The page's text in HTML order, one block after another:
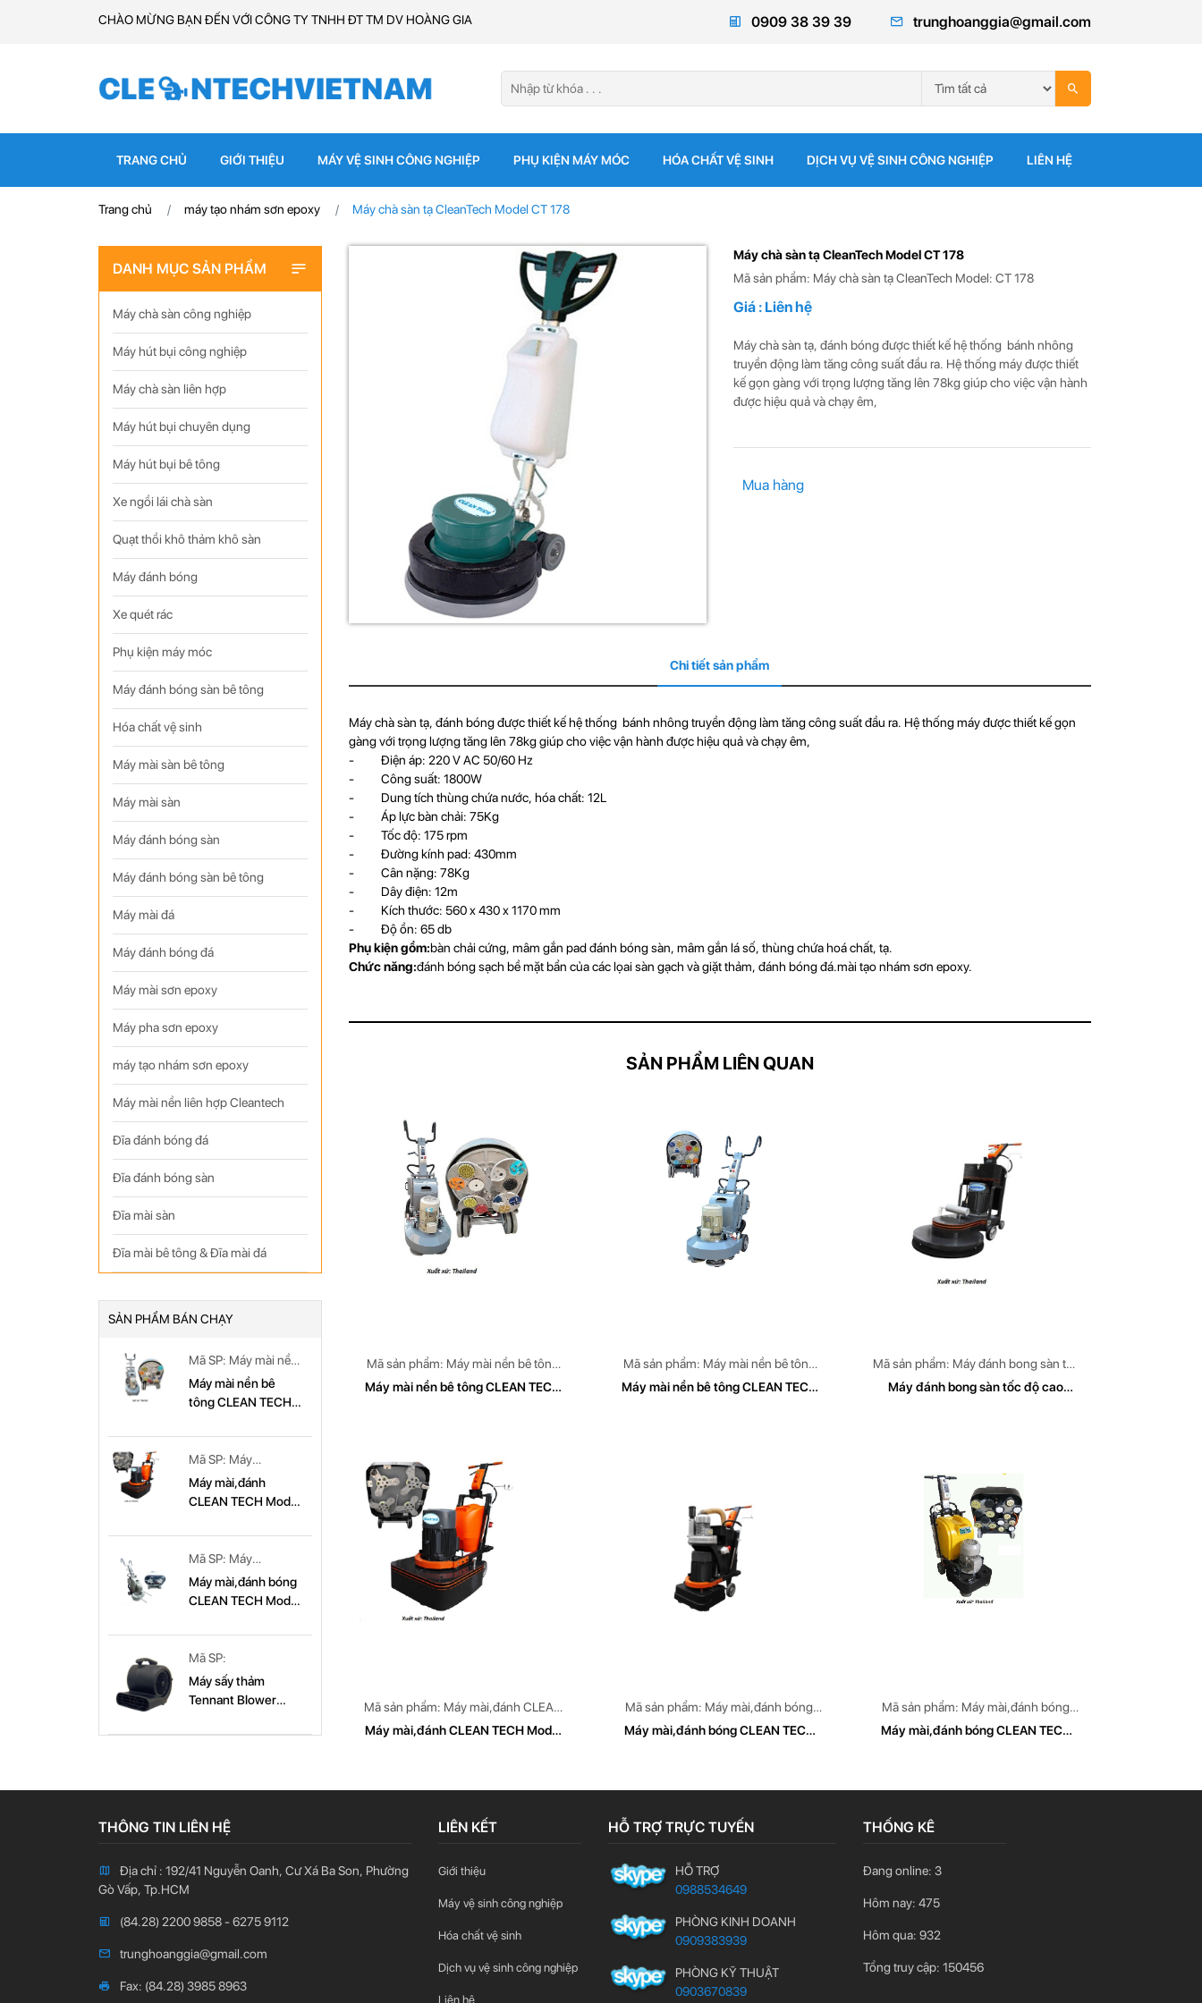
CHÀO MỪNG BẠN ĐẾN VỚI CÔNG TY TNHH ĐT TM DV HOÀNG GIA 0909 38 39 39 trunghoanggia@gmail.com
TRANG CHỦ GIỚI THIỆU MÁY VỆ SINH CÔNG NGHIỆP PHỤ KIỆN MÁY MÓC HÓA CHẤT VỆ SINH DỊCH VỤ VỆ SINH CÔNG NGHIỆP LIÊN HỆ
Trang chủ máy tạo nhám sơn epoxy Máy chà sàn tạ CleanTech Model CT 178
DANH MỤC SẢN PHẨM
Máy chà sàn công nghiệp
Máy hút bụi công nghiệp
Máy chà sàn liên hợp
Máy hút bụi chuyên dụng
Máy hút bụi bê tông
Xe ngồi lái chà sàn
Quạt thồi khô thảm khô sàn
Máy đánh bóng
Xe quét rác
Phụ kiện máy móc
Máy đánh bóng sàn bê tông
Hóa chất vệ sinh
Máy mài sàn bê tông
Máy mài sàn
Máy đánh bóng sàn
Máy đánh bóng sàn bê tông
Máy mài đá
Máy đánh bóng đá
Máy mài sơn epoxy
Máy pha sơn epoxy
máy tạo nhám sơn epoxy
Máy mài nền liên hợp Cleantech
Đĩa đánh bóng đá
Đĩa đánh bóng sàn
Đĩa mài sàn
Đĩa mài bê tông & Đĩa mài đá
SẢN PHẨM BÁN CHẠY
Mã SP: Máy mài nền
bê tông CLEAN
TECH Model: CT
Máy mài nền bê
tông CLEAN TECH
Mã SP: Máy
mài,đánh CLEAN
TECH Model: CT
Máy mài,đánh
CLEAN TECH Model
Mã SP: Máy
mài,đánh bóng
CLEAN TECH Model:
Máy mài,đánh bóng
CLEAN TECH Model
Mã SP:
Máy sấy thảm
Tennant Blower
Máy chà sàn tạ CleanTech Model CT 178
Mã sản phẩm: Máy chà sàn tạ CleanTech Model: CT 178
Giá : Liên hệ
Máy chà sàn tạ, đánh bóng được thiết kế hệ thống bánh nhông
truyền động làm tăng công suất đầu ra. Hệ thống máy được thiết
kế gọn gàng với trọng lượng tăng lên 78kg giúp cho việc vận hành
được hiệu quả và chạy êm,
Mua hàng
Chi tiết sản phẩm
Máy chà sàn tạ, đánh bóng được thiết kế hệ thống bánh nhông truyền động làm tăng công suất đầu ra. Hệ thống máy được thiết kế gọn
gàng với trọng lượng tăng lên 78kg giúp cho việc vận hành được hiệu quả và chạy êm,
- Điện áp: 220 V AC 50/60 Hz
- Công suất: 1800W
- Dung tích thùng chứa nước, hóa chất: 12L
- Áp lực bàn chải: 75Kg
- Tốc độ: 175 rpm
- Đường kính pad: 430mm
- Cân nặng: 78Kg
- Dây điện: 12m
- Kích thước: 560 x 430 x 1170 mm
- Độ ồn: 65 db
Phụ kiện gồm:bàn chải cứng, mâm gắn pad đánh bóng sàn, mâm gắn lá số, thùng chứa hoá chất, tạ.
Chức năng:đánh bóng sạch bề mặt bẩn của các lọai sàn gạch và giặt thảm, đánh bóng đá.mài tạo nhám sơn epoxy.
SẢN PHẨM LIÊN QUAN
Mã sản phẩm: Máy mài nền bê tông
CLEAN TECH Model: CT 779
Máy mài nền bê tông CLEAN TECH
Mã sản phẩm: Máy mài nền bê tông
CLEAN TECH Model: CT 779A
Máy mài nền bê tông CLEAN TECH
Mã sản phẩm: Máy đánh bong sàn tốc
độ cao CLEAN TECH Model: CT
Máy đánh bong sàn tốc độ cao
Mã sản phẩm: Máy mài,đánh CLEAN
TECH Model: CT 679
Máy mài,đánh CLEAN TECH Model
Mã sản phẩm: Máy mài,đánh bóng
CLEAN TECH Model: CT 379W
Máy mài,đánh bóng CLEAN TECH
Mã sản phẩm: Máy mài,đánh bóng
CLEAN TECH Model: CT 479
Máy mài,đánh bóng CLEAN TECH
THÔNG TIN LIÊN HỆ
Địa chỉ : 192/41 Nguyễn Oanh, Cư Xá Ba Son, Phường
Gò Vấp, Tp.HCM
(84.28) 2200 9858 - 6275 9112
trunghoanggia@gmail.com
Fax: (84.28) 3985 8963
LIÊN KẾT
Giới thiệu
Máy vệ sinh công nghiệp
Hóa chất vệ sinh
Dịch vụ vệ sinh công nghiệp
Liên hệ
HỖ TRỢ TRỰC TUYẾN
HỖ TRỢ
0988534649
PHÒNG KINH DOANH
0909383939
PHÒNG KỸ THUẬT
0903670839
THỐNG KÊ
Đang online: 3
Hôm nay: 475
Hôm qua: 932
Tổng truy cập: 150456